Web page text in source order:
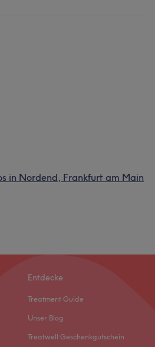
in Nordend, Frankfurt am Main
Entdecke
Treatment Guide
Unser Blog
Treatwell Geschenkgutschein